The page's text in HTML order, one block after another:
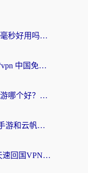
海外党必看：Quickback和六毫秒好用吗？3步选对回国加速器，无缝刷国内剧玩游戏
海外党避坑指南：别再迷信“vpn 中国免费”，选对回国加速器才能无缝刷国内资源
海外党必看：Quickback和西游哪个好？3个维度教你选对回国加速器
海外党选回国加速器：雷神手游和云帆哪个好？附3组对比+避坑指南
Quickback VPN好用吗？和天速回国VPN对比哪个回国效果更好？海外党必看的真实体验指南